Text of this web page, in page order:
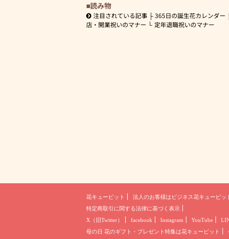
読み物
注目されている記事 365日の誕生花カレンダー
店・開業祝いのマナー
定年退職祝いのマナー
花キューピット 法人のお客様は ビジネス花キューピッ
特定商取引に関する法律に基づく表示
X（旧Twitter）
facebook Instagram YouTube
母の日 花のギフト・プレゼント 特集は花キューピット